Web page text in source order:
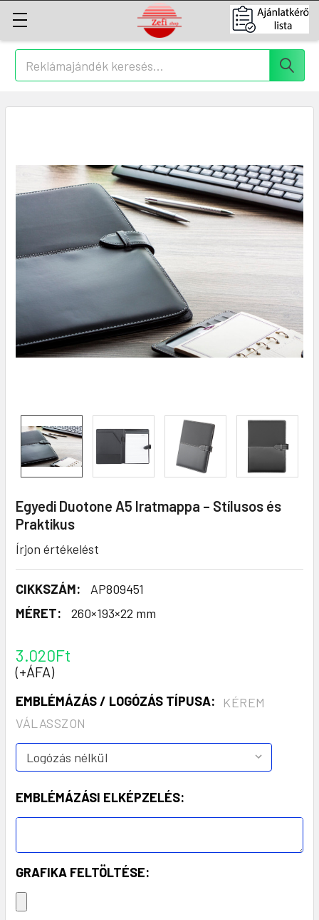
Keresés
Egyedi Duotone A5 Iratmappa – Stílusos és
Praktikus
Írjon értékelést
CIKKSZÁM:
AP809451
MÉRET:
260×193×22 mm
3.020Ft
(+ÁFA)
EMBLÉMÁZÁS / LOGÓZÁS TÍPUSA:
KÉREM
VÁLASSZON
EMBLÉMÁZÁSI ELKÉPZELÉS:
GRAFIKA FELTÖLTÉSE: